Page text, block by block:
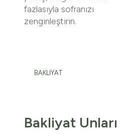
fazlasıyla sofranızı
zenginleştirin.
BAKLİYAT
Bakliyat Unları